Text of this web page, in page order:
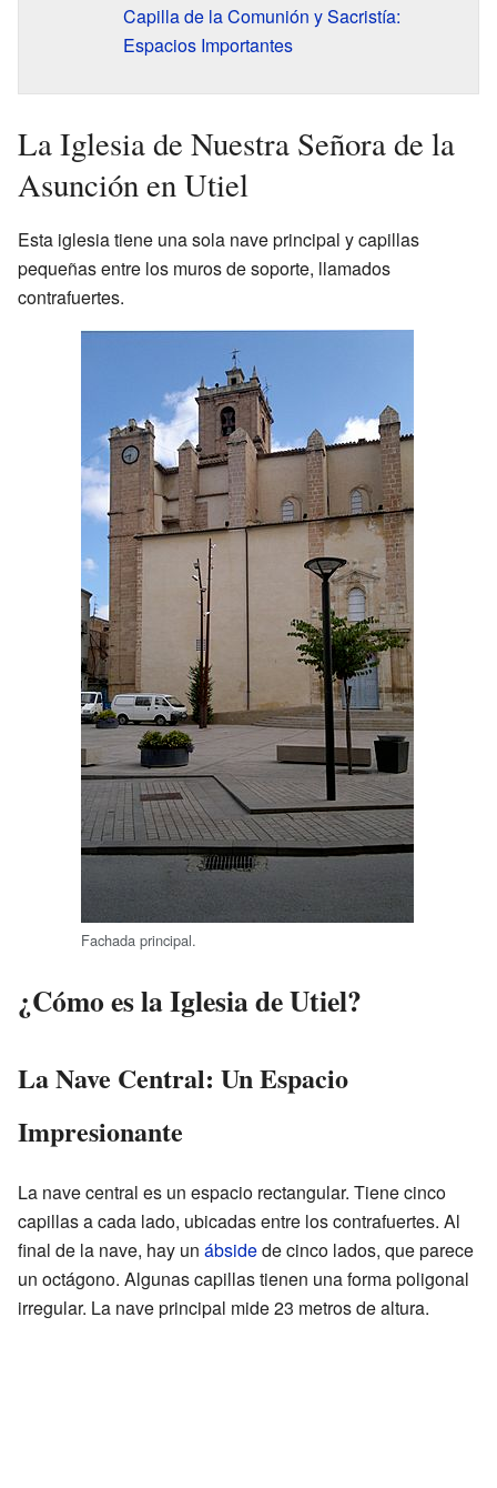
Capilla de la Comunión y Sacristía:
Espacios Importantes
La Iglesia de Nuestra Señora de la
Asunción en Utiel
Esta iglesia tiene una sola nave principal y capillas
pequeñas entre los muros de soporte, llamados
contrafuertes.
Fachada principal.
¿Cómo es la Iglesia de Utiel?
La Nave Central: Un Espacio
Impresionante
La nave central es un espacio rectangular. Tiene cinco
capillas a cada lado, ubicadas entre los contrafuertes. Al
final de la nave, hay un ábsidede cinco lados, que parece
un octágono. Algunas capillas tienen una forma poligonal
irregular. La nave principal mide 23 metros de altura.